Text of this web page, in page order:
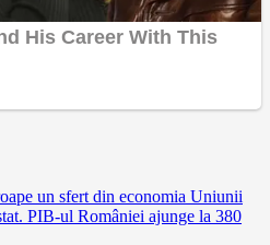
un sfert din economia Uniunii
PIB-ul României ajunge la 380